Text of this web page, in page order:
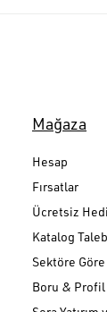
Mağaza
Hesap
Fırsatlar
Ücretsiz
Katalog
Sektöre Göre
Boru &